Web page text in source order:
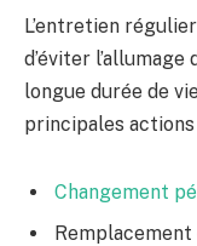
L’entretien
d’éviter
longue durée de
principales
Changement